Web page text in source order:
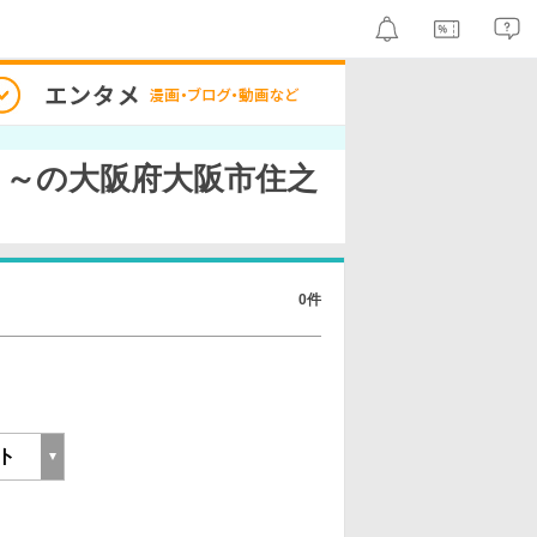
の大阪府大阪市住之
0件